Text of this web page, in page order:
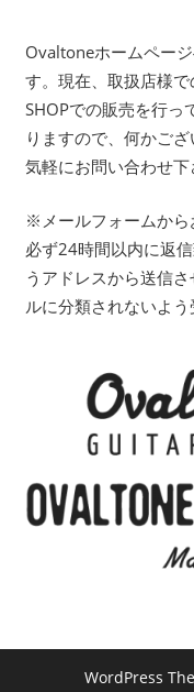
Ovaltoneホームペー
す。現在、取扱店様で
SHOPでの販売を行っ
りますので、何かご
気軽にお問い合わせ下
※メールフォームから
必ず24時間以内に返
うアドレスから送信
ルに分類されないよう
WordPress